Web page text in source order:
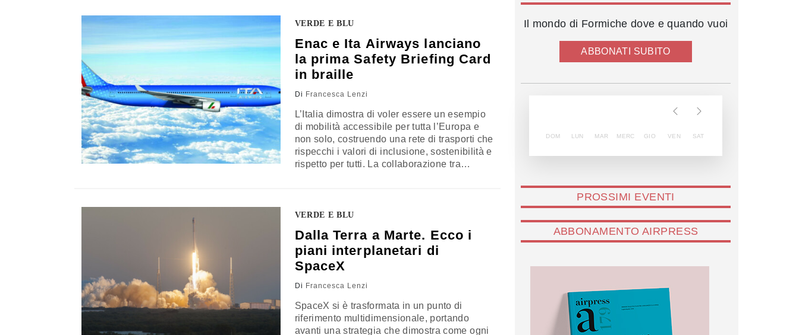
tecnologico, ma anche il ruolo globale degli
VERDE E BLU
Enac e Ita Airways lanciano
la prima Safety Briefing Card
in braille
Di Francesca Lenzi
L’Italia dimostra di voler essere un esempio
di mobilità accessibile per tutta l’Europa e
non solo, costruendo una rete di trasporti che
rispecchi i valori di inclusione, sostenibilità e
rispetto per tutti. La collaborazione tra
anche un messaggio: volare è per tutti, e
valore
VERDE E BLU
Dalla Terra a Marte. Ecco i
piani interplanetari di
SpaceX
Di Francesca Lenzi
SpaceX si è trasformata in un punto di
riferimento multidimensionale, portando
avanti una strategia che dimostra come ogni
Il mondo di Formiche dove e quando vuoi
ABBONATI SUBITO
DOM LUN MAR MERC GIO VEN SAT
PROSSIMI EVENTI
ABBONAMENTO AIRPRESS